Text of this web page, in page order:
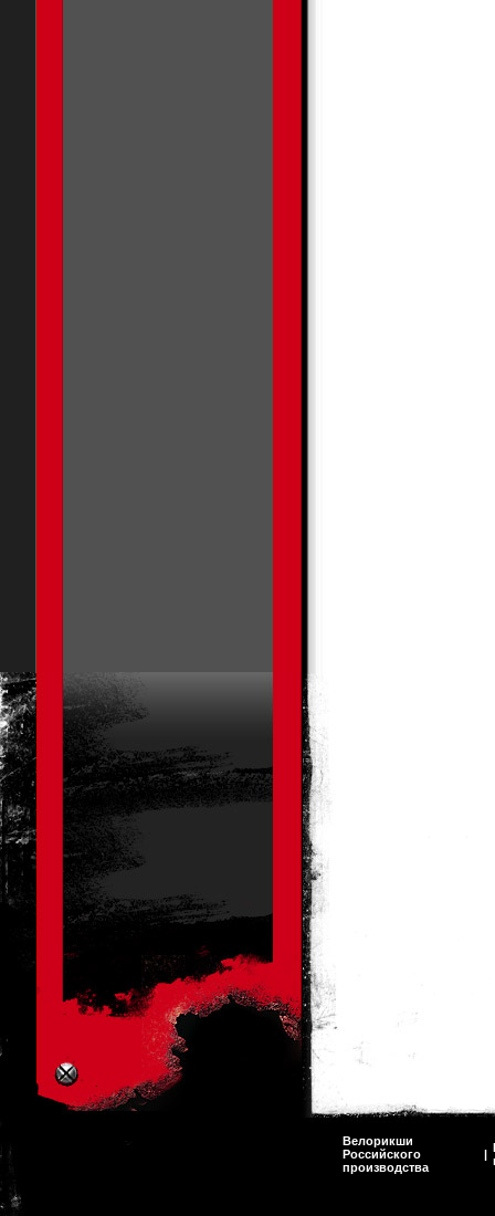
Велорикши
Российского
производства
|